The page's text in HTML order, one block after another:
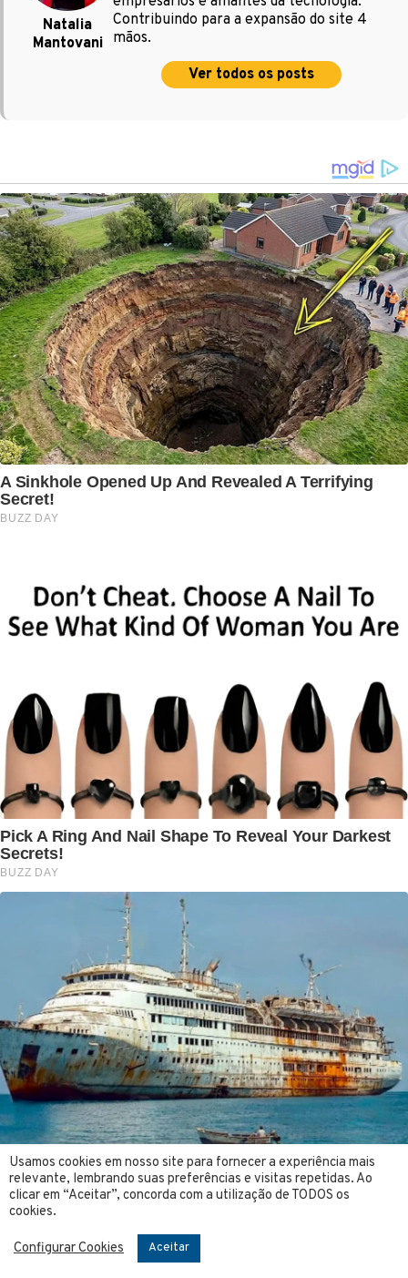
Natalia
Mantovani
Contribuindo para a expansão do site 4
mãos.
Ver todos os posts
Usamos cookies em nosso site para fornecer a experiência mais
relevante, lembrando suas preferências e visitas repetidas. Ao
clicar em “Aceitar”, concorda com a utilização de TODOS os
cookies.
Configurar Cookies Aceitar